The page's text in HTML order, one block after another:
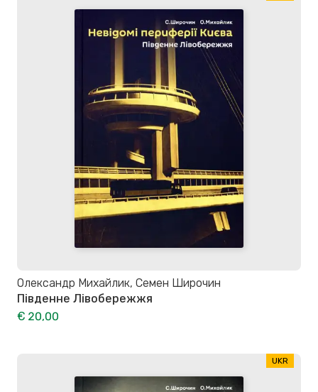
Олександр Михайлик, Семен Широчин
Південне Лівобережжя
€ 20,00
UKR